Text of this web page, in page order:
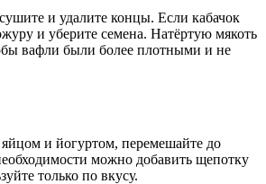
и удалите концы. Если кабачок
и уберите семена. Натёртую мякоть
вафли были более плотными и не
и йогуртом, перемешайте до
можно добавить щепотку
только по вкусу.